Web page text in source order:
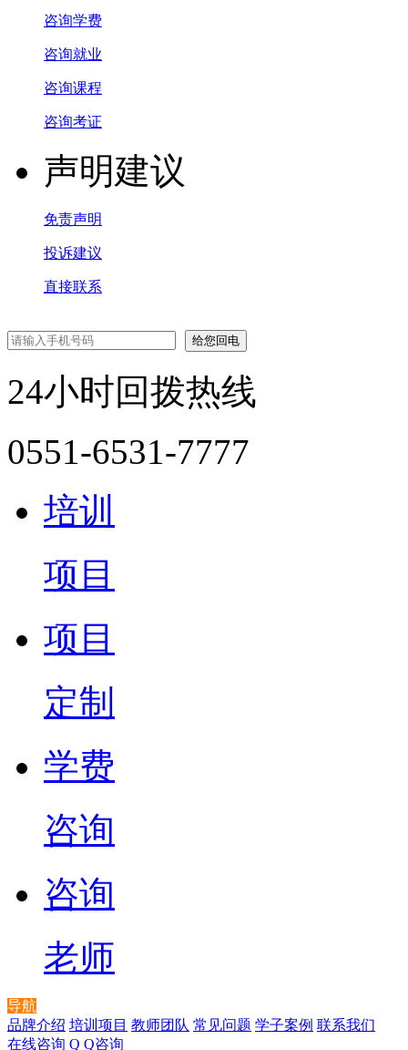
咨询学费
咨询就业
咨询课程
咨询考证
声明建议
免责声明
投诉建议
直接联系
24小时回拨热线
0551-6531-7777
培训
项目
项目
定制
学费
咨询
咨询
老师
导航
品牌介绍 培训项目 教师团队 常见问题 学子案例 联系我们
在线咨询 Q Q咨询